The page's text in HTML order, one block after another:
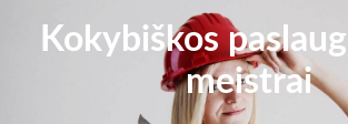
Kokybiškos
meistrai